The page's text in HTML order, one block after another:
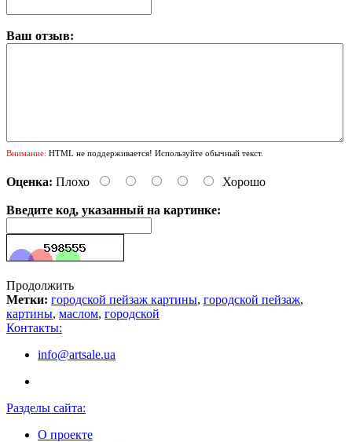
Ваш отзыв:
Внимание: HTML не поддерживается! Используйте обычный текст.
Оценка: Плохо Хорошо
Введите код, указанный на картинке:
Продолжить
Метки: городской пейзаж картины, городской пейзаж,
картины, маслом, городской
Контакты:
info@artsale.ua
Разделы сайта:
О проекте